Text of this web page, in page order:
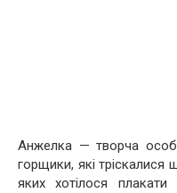
Анжелка — творча
горщики, які тріскалися
яких хотілося